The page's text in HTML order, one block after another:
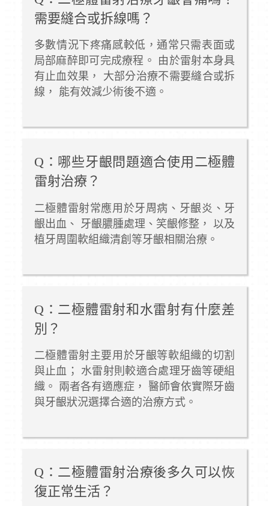
需要縫合或拆線嗎？
多數情況下疼痛感較低，通常只需表面或
局部麻醉即可完成療程。 由於雷射本身具
有止血效果， 大部分治療不需要縫合或拆
線， 能有效減少術後不適。
Q：哪些牙齦問題適合使用二極體
雷射治療？
二極體雷射常應用於牙周病、牙齦炎、牙
齦出血、 牙齦膿腫處理、笑齦修整， 以及
植牙周圍軟組織清創等牙齦相關治療。
Q：二極體雷射和水雷射有什麼差
別？
二極體雷射主要用於牙齦等軟組織的切割
與止血； 水雷射則較適合處理牙齒等硬組
織。 兩者各有適應症， 醫師會依實際牙齒
與牙齦狀況選擇合適的治療方式。
Q：二極體雷射治療後多久可以恢
復正常生活？